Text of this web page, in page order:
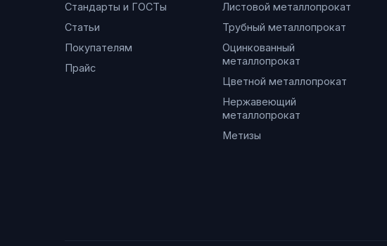
Стандарты и ГОСТы
Статьи
Покупателям
Прайс
Листовой металлопрокат
Трубный металлопрокат
Оцинкованный
металлопрокат
Цветной металлопрокат
Нержавеющий
металлопрокат
Метизы